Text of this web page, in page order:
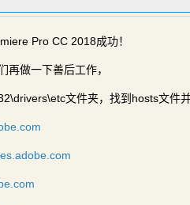
Pro CC 2018成功！
再做一下善后工作，
文件夹，找到hosts文件